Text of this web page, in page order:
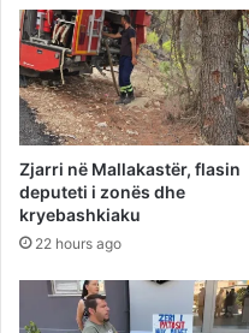
Zjarri në Mallakastër, flasin
deputeti i zonës dhe
kryebashkiaku
22 hours ago